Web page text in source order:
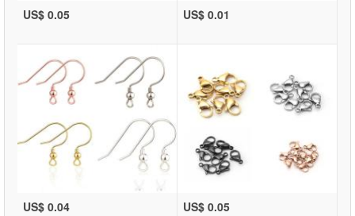
US$ 0.05 US$ 0.01
US$ 0.04 US$ 0.05